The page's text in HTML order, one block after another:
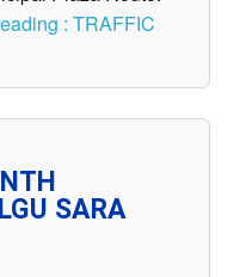
: TRAFFIC
SARA